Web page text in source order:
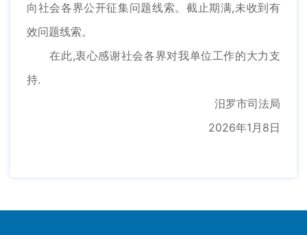
向社会各界公开征集问题线索。截止期满,未收到有
效问题线索。
在此,衷心感谢社会各界对我单位工作的大力支
持.
汨罗市司法局
2026年1月8日